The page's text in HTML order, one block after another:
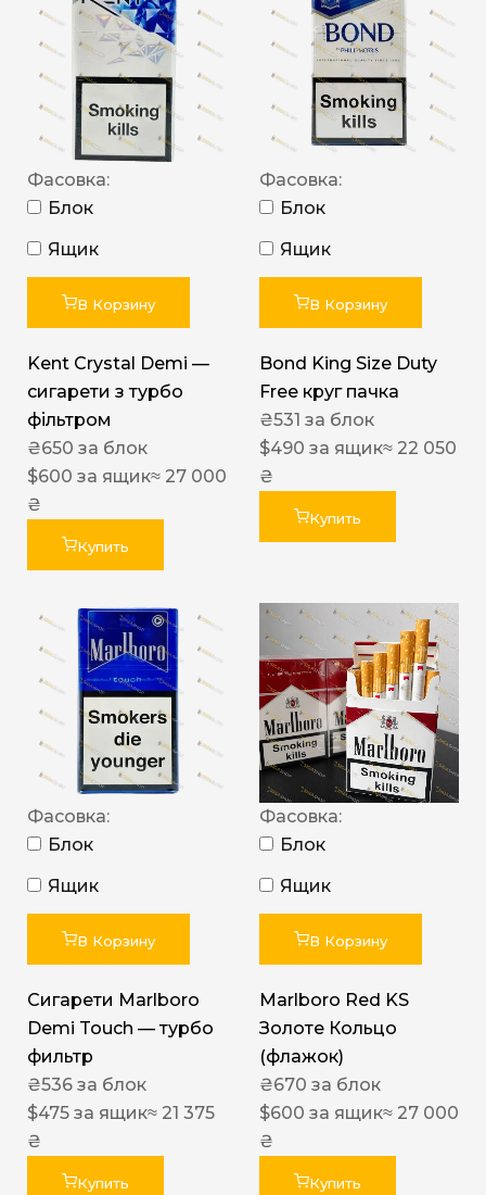
Фасовка:
Блок
Ящик
В Корзину
Kent Crystal Demi —
сигарети з турбо
фільтром
₴650 за блок
$600 за ящик≈ 27 000
₴
Купить
Фасовка:
Блок
Ящик
В Корзину
Bond King Size Duty
Free круг пачка
₴531 за блок
$490 за ящик≈ 22 050
₴
Купить
Фасовка:
Блок
Ящик
В Корзину
Сигарети Marlboro
Demi Touch — турбо
фильтр
₴536 за блок
$475 за ящик≈ 21 375
₴
Купить
Фасовка:
Блок
Ящик
В Корзину
Marlboro Red KS
Золоте Кольцо
(флажок)
₴670 за блок
$600 за ящик≈ 27 000
₴
Купить